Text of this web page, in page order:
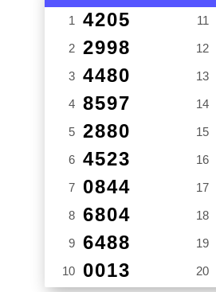
1 4205
2 2998
3 4480
4 8597
5 2880
6 4523
7 0844
8 6804
9 6488
10 0013
11
12
13
14
15
16
17
18
19
20